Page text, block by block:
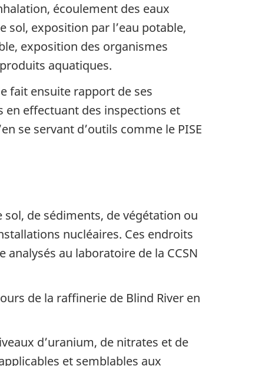
écoulement des eaux
sol, exposition par l’eau potable,
exposition des organismes
aquatiques.
fait ensuite rapport de ses
en effectuant des inspections et
se servant d’outils comme le PISE
sol, de sédiments, de végétation ou
nucléaires. Ces endroits
au laboratoire de la CCSN
de la raffinerie de Blind River en
d’uranium, de nitrates et de
et semblables aux